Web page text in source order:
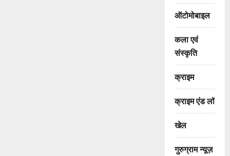
ऑटोमोबाइल
कला एवं
संस्कृति
क्राइम
क्राइम एंड लॉ
खेल
गुरुग्राम न्यूज़